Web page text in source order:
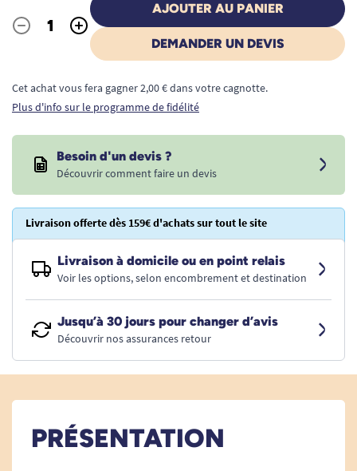
Quantité
- +
AJOUTER AU PANIER
DEMANDER UN DEVIS
Cet achat vous fera gagner 2,00 € dans votre cagnotte.
Plus d'info sur le programme de fidélité
Besoin d'un devis ?
Découvrir comment faire un devis
Livraison offerte dès 159€ d'achats sur tout le site
Livraison à domicile ou en point relais
Voir les options, selon encombrement et destination
Jusqu’à 30 jours pour changer d’avis
Découvrir nos assurances retour
PRÉSENTATION